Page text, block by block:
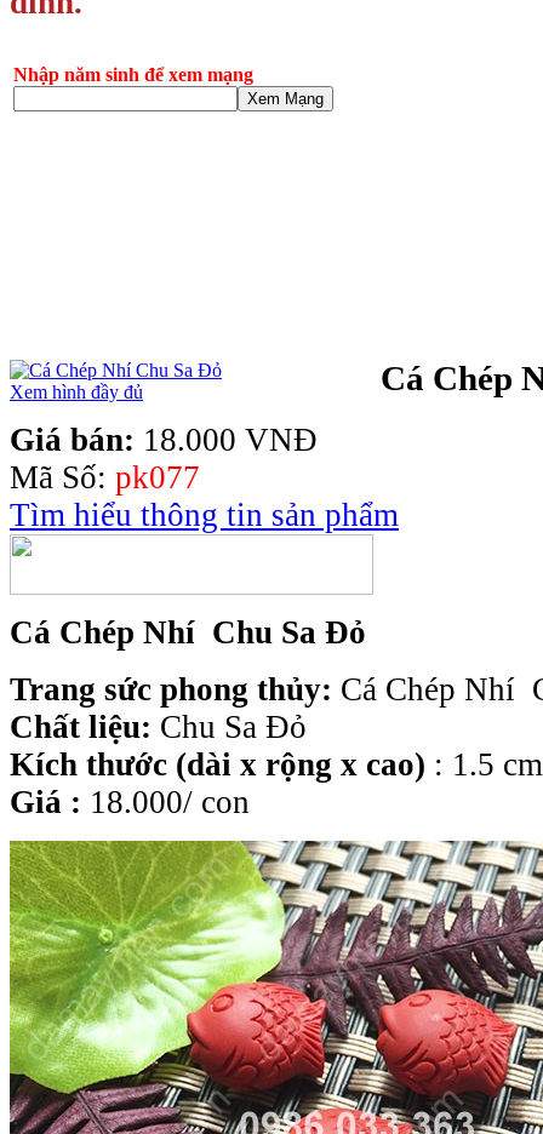
Nhập năm sinh để xem mạng
Xem Mạng
Xem hình đầy đủ Cá Chép
Giá bán: 18.000 VNĐ
Mã Số: pk077
Tìm hiểu thông tin sản phẩm
Cá Chép Nhí Chu Sa Đỏ
Trang sức phong thủy: Cá Chép Nhí
Chất liệu: Chu Sa Đỏ
Kích thước (dài x rộng x cao) : 1.5
Giá : 18.000/ con